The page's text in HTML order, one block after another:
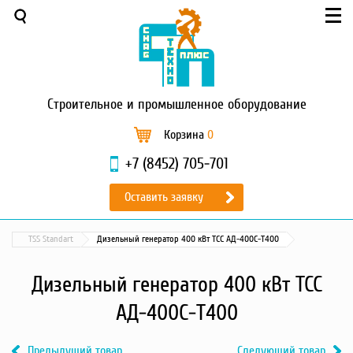
Строительное и промышленное оборудование
Корзина 0
+7 (8452) 705-701
Оставить заявку
TSS Standart Дизельный генератор 400 кВт ТСС АД-400С-Т400
Дизельный генератор 400 кВт ТСС
АД-400С-Т400
Меню
Доставка и оплата
Садовая техника
Промышленный обогрев
Строительные леса
Моечное оборудование
Запчасти для малой